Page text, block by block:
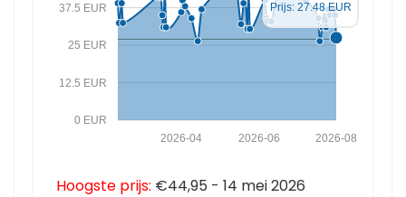
0 EUR
12.5 EUR
25 EUR
37.5 EUR
2026-08
2026-06
2026-04
Prijs: 27.48 EUR
Hoogste prijs: €44,95 - 14 mei 2026